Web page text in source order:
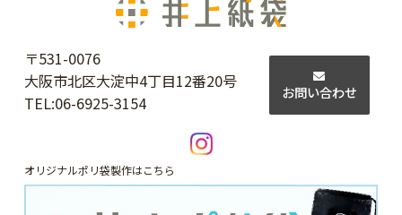
〒531-0076
大阪市北区大淀中4丁目12番20号
TEL:06-6925-3154
お問い合わせ
オリジナルポリ袋製作はこちら